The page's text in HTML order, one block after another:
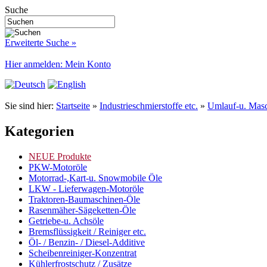
Suche
Erweiterte Suche »
Hier anmelden: Mein Konto
Sie sind hier: Startseite » Industrieschmierstoffe etc. » Umlauf-u.
Kategorien
NEUE Produkte
PKW-Motoröle
Motorrad-,Kart-u. Snowmobile Öle
LKW - Lieferwagen-Motoröle
Traktoren-Baumaschinen-Öle
Rasenmäher-Sägeketten-Öle
Getriebe-u. Achsöle
Bremsflüssigkeit / Reiniger etc.
Öl- / Benzin- / Diesel-Additive
Scheibenreiniger-Konzentrat
Kühlerfrostschutz / Zusätze